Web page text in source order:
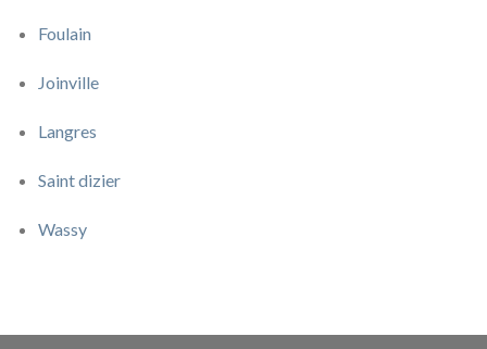
Foulain
Joinville
Langres
Saint dizier
Wassy